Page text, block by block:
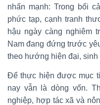
nhấn mạnh: Trong bối
phức tạp, cạnh tranh
hậu ngày càng nghiêm
Nam đang đứng trước
theo hướng hiện đại,
Để thực hiện được mục
nay vẫn là dòng vốn.
nghiệp, hợp tác xã và